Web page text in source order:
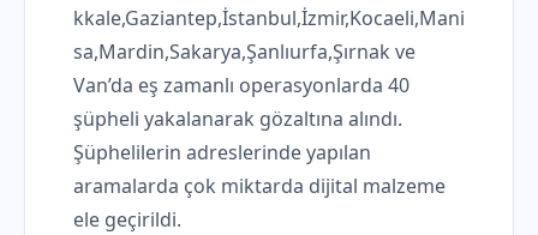
kkale,Gaziantep,İstanbul,İzmir,Kocaeli,Mani
sa,Mardin,Sakarya,Şanlıurfa,Şırnak ve
Van’da eş zamanlı operasyonlarda 40
şüpheli yakalanarak gözaltına alındı.
Şüphelilerin adreslerinde yapılan
aramalarda çok miktarda dijital malzeme
ele geçirildi.